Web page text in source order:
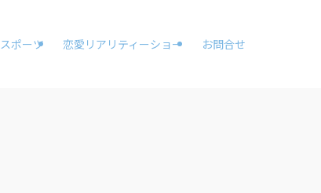
スポーツ 恋愛リアリティーショー お問合せ